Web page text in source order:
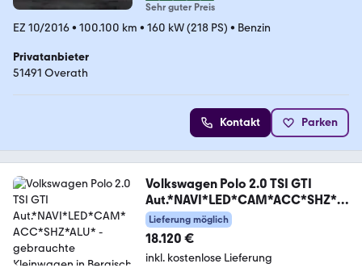
Sehr guter Preis
EZ 10/2016• 100.100 km • 160 kW (218 PS) • Benzin
Privatanbieter
51491 Overath
Kontakt Parken
Volkswagen Polo 2.0 TSI GTI
Aut.*NAVI*LED*CAM*ACC*SHZ*A
LU*
Lieferung möglich
18.120 €
inkl. kostenlose Lieferung